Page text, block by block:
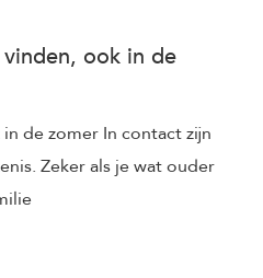
ook in de
de zomer In contact zijn
Zeker als je wat ouder